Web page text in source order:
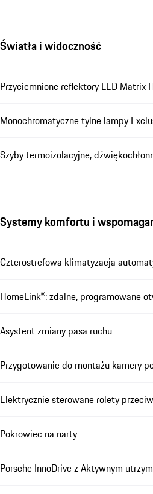
Światła i widoczność
Przyciemnione reflektory LED Matrix
Monochromatyczne tylne lampy
Szyby termoizolacyjne,
Systemy komfortu i
Czterostrefowa klimatyzacja
HomeLink®: zdalne, programowane
Asystent zmiany pasa ruchu
Przygotowanie do montażu kamery
Elektrycznie sterowane rolety
Pokrowiec na narty
Porsche InnoDrive z Aktywnym